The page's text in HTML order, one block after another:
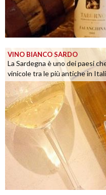
VINO BIANCO SARDO
La Sardegna è uno dei paesi
vinicole tra le più antiche in